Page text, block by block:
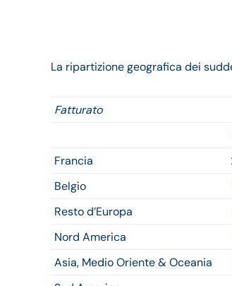
La ripartizione geografica dei
Fatturato
Francia
Belgio
Resto d’Europa
Nord America
Asia, Medio Oriente & Oceania